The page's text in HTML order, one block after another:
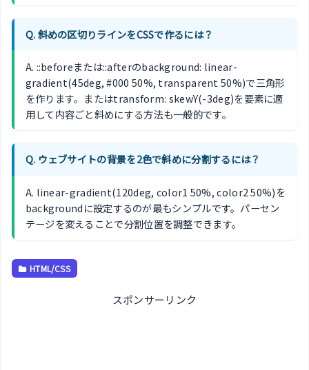
Q. 斜めの区切りラインをCSSで作るには？
A. ::beforeまたは::afterのbackground: linear-
gradient(45deg, #000 50%, transparent 50%)で三角形
を作ります。またはtransform: skewY(-3deg)を要素に適
用して内容ごと斜めにする方法も一般的です。
Q. ウェブサイトの背景を2色で斜めに分割するには？
A. linear-gradient(120deg, color1 50%, color2 50%)を
backgroundに設定するのが最もシンプルです。パーセン
テージを変えることで分割位置を調整できます。
HTML/CSS
スポンサーリンク